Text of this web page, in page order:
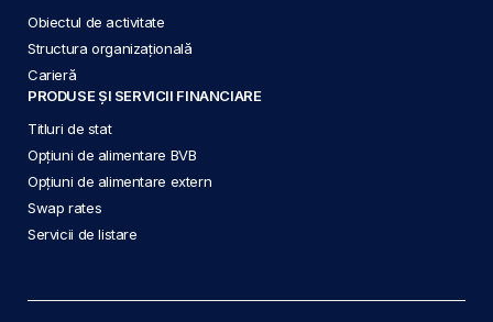
Obiectul de activitate
Structura organizațională
Carieră
PRODUSE ȘI SERVICII FINANCIARE
Titluri de stat
Opțiuni de alimentare BVB
Opțiuni de alimentare extern
Swap rates
Servicii de listare